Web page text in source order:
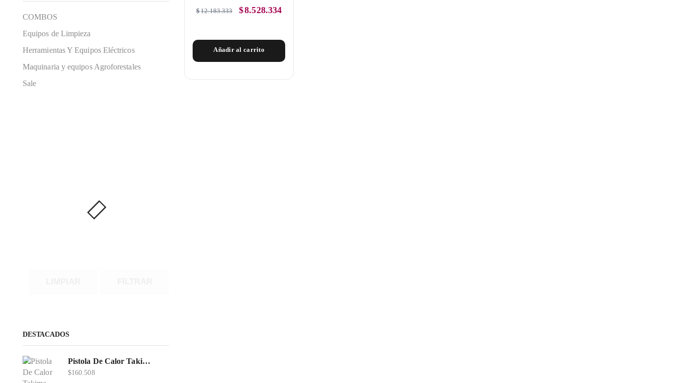
$12.183.333 $8.528.334
Añadir al carrito
COMBOS
Equipos de Limpieza
Herramientas Y Equipos Eléctricos
Maquinaria y equipos Agroforestales
Sale
DESTACADOS
Pistola De Calor Takima 1.500W, Tkhg-1500.
$160.508